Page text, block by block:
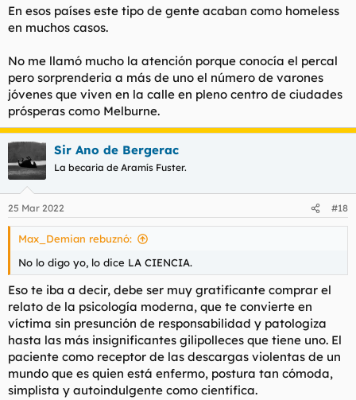
No te flipes tanto, que en todas partes cuecen habas.
En esos países este tipo de gente acaban como homeless
en muchos casos.
No me llamó mucho la atención porque conocía el percal
pero sorprenderia a más de uno el número de varones
jóvenes que viven en la calle en pleno centro de ciudades
prósperas como Melburne.
Sir Ano de Bergerac
La becaria de Aramís Fuster.
25 Mar 2022 #18
Max_Demian rebuznó:
No lo digo yo, lo dice LA CIENCIA.
Eso te iba a decir, debe ser muy gratificante comprar el
relato de la psicología moderna, que te convierte en
víctima sin presunción de responsabilidad y patologiza
hasta las más insignificantes gilipolleces que tiene uno. El
paciente como receptor de las descargas violentas de un
mundo que es quien está enfermo, postura tan cómoda,
simplista y autoindulgente como científica.